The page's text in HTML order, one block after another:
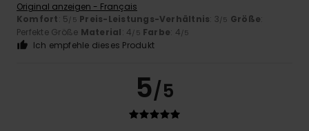
Original anzeigen - Français
Komfort: 5/5 Preis-Leistungs-Verhältnis: 3/5 Größe:
Perfekte Größe Material: 4/5 Farbe: 4/5
Ich empfehle dieses Produkt
5/5